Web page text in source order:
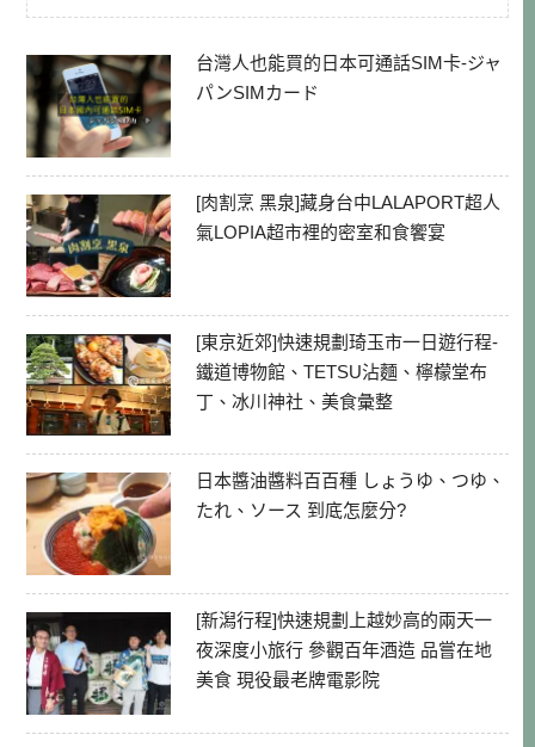
台灣人也能買的日本可通話SIM卡-ジャ
パンSIMカード
[肉割烹 黑泉]藏身台中LALAPORT超人
氣LOPIA超市裡的密室和食饗宴
[東京近郊]快速規劃琦玉市一日遊行程-
鐵道博物館、TETSU沾麵、檸檬堂布
丁、冰川神社、美食彙整
日本醬油醬料百百種 しょうゆ、つゆ、
たれ、ソース 到底怎麼分?
[新潟行程]快速規劃上越妙高的兩天一
夜深度小旅行 參觀百年酒造 品嘗在地
美食 現役最老牌電影院